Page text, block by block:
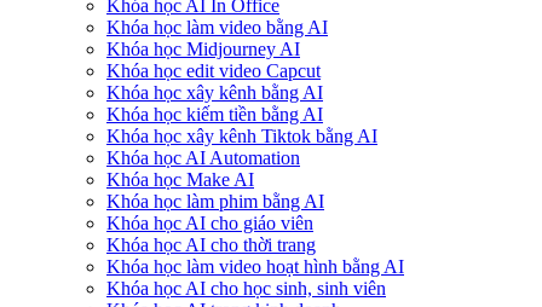
Khóa học AI In Office
Khóa học làm video bằng AI
Khóa học Midjourney AI
Khóa học edit video Capcut
Khóa học xây kênh bằng AI
Khóa học kiếm tiền bằng AI
Khóa học xây kênh Tiktok bằng AI
Khóa học AI Automation
Khóa học Make AI
Khóa học làm phim bằng AI
Khóa học AI cho giáo viên
Khóa học AI cho thời trang
Khóa học làm video hoạt hình bằng AI
Khóa học AI cho học sinh, sinh viên